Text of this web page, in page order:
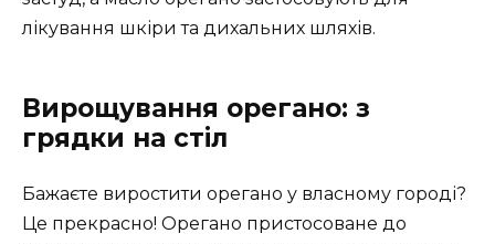
лікування шкіри та дихальних шляхів.
Вирощування орегано: з
грядки на стіл
Бажаєте виростити орегано у власному городі?
Це прекрасно! Орегано пристосоване до